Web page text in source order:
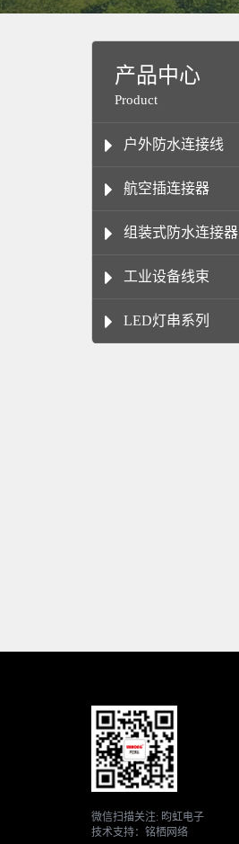
产品中心
Product
户外防水连接线
航空插连接器
组装式防水连接器
工业设备线束
LED灯串系列
微信扫描关注: 昀虹电子
技术支持：铭栖网络